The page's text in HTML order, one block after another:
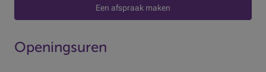
Een afspraak maken
Openingsuren